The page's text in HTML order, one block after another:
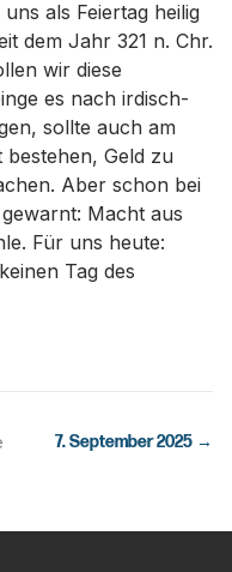
als Feiertag heilig
dem Jahr 321 n. Chr.
wir diese
es nach irdisch-
sollte auch am
Geld zu
Aber schon bei
Macht aus
Für uns heute:
Tag des
7. September 2025 →